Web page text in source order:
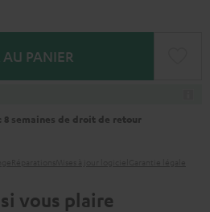
PANIER
semaines de droit de retour
vous plaire